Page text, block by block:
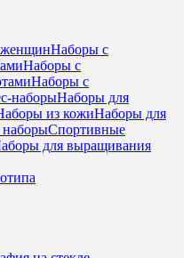
Наборы с
Наборы с
Наборы с
наборыНаборы для
из кожиНаборы для
Спортивные
для выращивания